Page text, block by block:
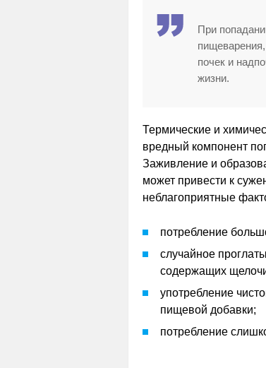
При
почек и
жизни.
Термические и
вредный компонент
Заживление и
может привести к
неблагоприятные
потребление
случайное
содержащих
употребление
пищевой добавки;
потребление